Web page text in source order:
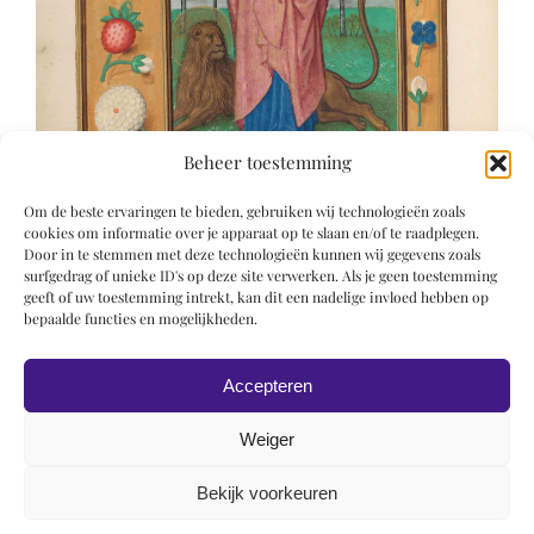
Beheer toestemming
Om de beste ervaringen te bieden, gebruiken wij technologieën zoals
cookies om informatie over je apparaat op te slaan en/of te raadplegen.
Door in te stemmen met deze technologieën kunnen wij gegevens zoals
surfgedrag of unieke ID's op deze site verwerken. Als je geen toestemming
geeft of uw toestemming intrekt, kan dit een nadelige invloed hebben op
bepaalde functies en mogelijkheden.
Accepteren
Weiger
Bekijk voorkeuren